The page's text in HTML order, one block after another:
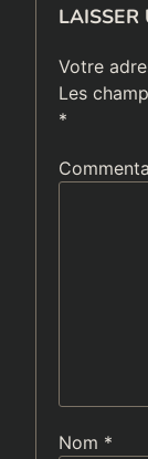
LAISSER
Votre
Les
*
Nom *